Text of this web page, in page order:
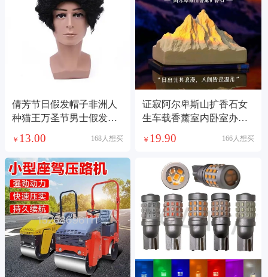
倩芳节日假发帽子非洲人
种猫王万圣节男士假发说
presley1221
￥ 13.00 168人想买
证寂阿尔卑斯山扩香石女
生车载香薰室内卧室办公
￥ 19.90 166人想买